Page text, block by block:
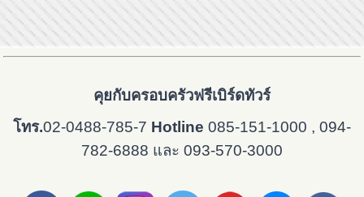
คุยกับครอบครัวฟรีเบิร์ดทัวร์
โทร.02-0488-785-7 Hotline 085-151-1000 , 094-
782-6888 และ 093-570-3000